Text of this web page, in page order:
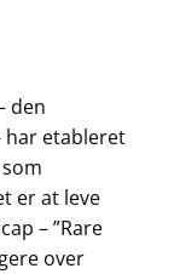
den
etableret
er at leve
– ”Rare
over